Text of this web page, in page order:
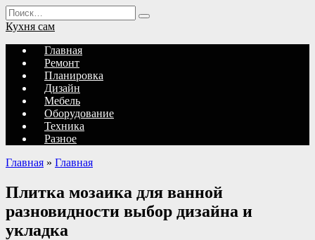
Перейти
к
содержанию
Search
for:
Кухня сам
Главная
Ремонт
Планировка
Дизайн
Мебель
Оборудование
Техника
Разное
Главная » Главная
Плитка мозаика для ванной
разновидности выбор дизайна и
укладка